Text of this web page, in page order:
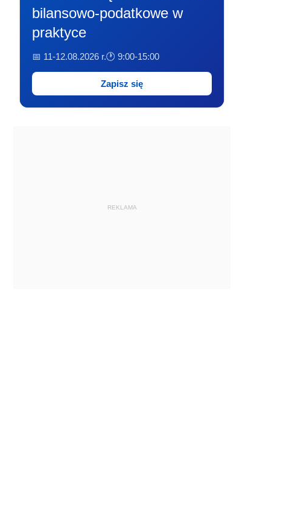
bilansowo-podatkowe w
praktyce
📅 11-12.08.2026 r.🕐 9:00-15:00
Zapisz się
REKLAMA